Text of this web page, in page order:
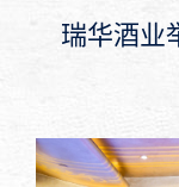
瑞华酒业